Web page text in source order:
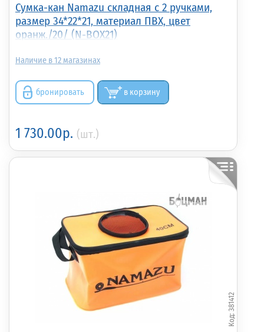
Сумка-кан Namazu складная с 2 ручками,
размер 34*22*21, материал ПВХ, цвет
оранж./20/ (N-BOX21)
12
бронировать в корзину
1 730.00р. (шт.)
381412